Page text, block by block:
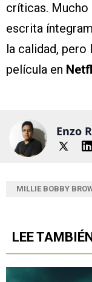
críticas. Mucho
escrita
la calidad, pero
película en
Enzo
MILLIE BOBBY
LEE